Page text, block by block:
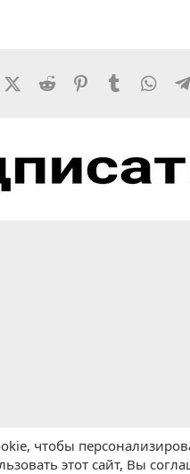
X (Twitter)
Reddit PinterestTumblr
чтобы
этот сайт, Вы